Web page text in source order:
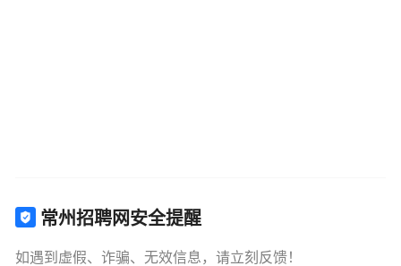
常州招聘网安全提醒
如遇到虚假、诈骗、无效信息，请立刻反馈！